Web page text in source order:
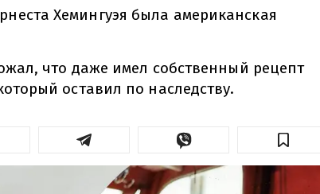
Хемингуэя была американская
что даже имел собственный рецепт
оставил по наследству.